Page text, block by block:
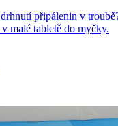
připálenin v
malé tabletě do myčky.